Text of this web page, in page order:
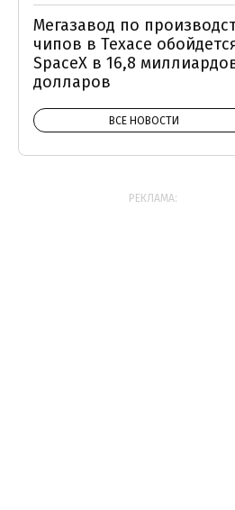
Мегазавод по
чипов в Техасе
SpaceX в 16,8
долларов
ВСЕ НОВОСТИ
РЕКЛАМА: